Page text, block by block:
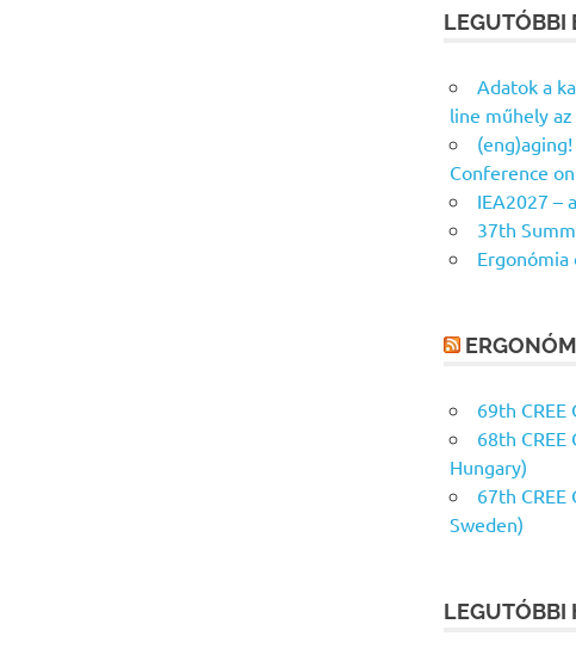
LEGUTÓBBI
Adatok a
line műhely az
Conference
IEA2027 –
37th
Ergonómia
69th
68th CREE
Hungary)
67th
Sweden)
LEGUTÓBBI